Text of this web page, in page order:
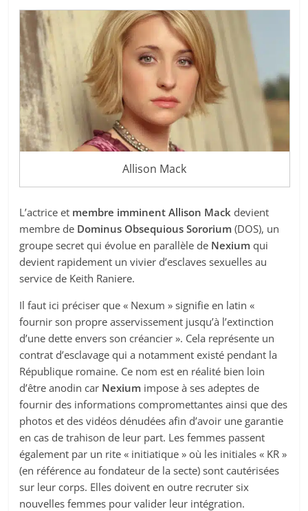
Allison Mack
L’actrice et membre imminent Allison Mack devient
membre de Dominus Obsequious Sororium (DOS), un
groupe secret qui évolue en parallèle de Nexium qui
devient rapidement un vivier d’esclaves sexuelles au
service de Keith Raniere.
Il faut ici préciser que « Nexum » signifie en latin «
fournir son propre asservissement jusqu’à l’extinction
d’une dette envers son créancier ». Cela représente un
contrat d’esclavage qui a notamment existé pendant la
République romaine. Ce nom est en réalité bien loin
d’être anodin car Nexium impose à ses adeptes de
fournir des informations compromettantes ainsi que des
photos et des vidéos dénudées afin d’avoir une garantie
en cas de trahison de leur part. Les femmes passent
également par un rite « initiatique » où les initiales « KR »
(en référence au fondateur de la secte) sont cautérisées
sur leur corps. Elles doivent en outre recruter six
nouvelles femmes pour valider leur intégration.